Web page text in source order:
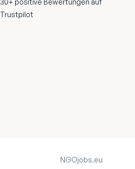
30+ positive Bewertungen auf
Trustpilot
NGOjobs.eu